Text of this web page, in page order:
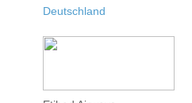
Deutschland